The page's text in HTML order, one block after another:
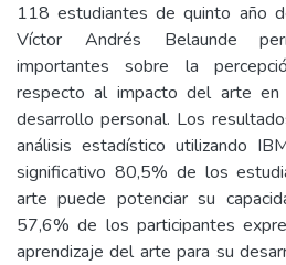
118 estudiantes de quinto año
Víctor Andrés Belaunde
importantes sobre la
respecto al impacto del arte en
desarrollo personal. Los
análisis estadístico utilizando
significativo 80,5% de los
arte puede potenciar su
57,6% de los participantes
aprendizaje del arte para su